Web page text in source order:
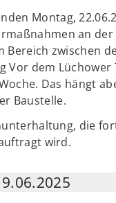
Montag,
an
Bereich zwischen
dem
Das hängt
Baustelle.
die
wird.